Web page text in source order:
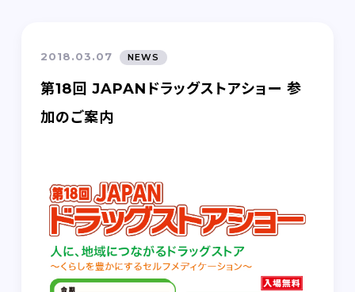
COMPANY
RECRUIT
CONTACT on-line shop
2018.03.07 NEWS
第18回 JAPANドラッグストアショー 参
加のご案内